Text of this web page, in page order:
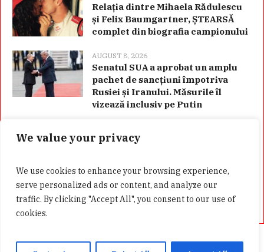
We value your privacy
We use cookies to enhance your browsing experience,
serve personalized ads or content, and analyze our
traffic. By clicking "Accept All", you consent to our use of
cookies.
Relația dintre Mihaela Rădulescu
și Felix Baumgartner, ȘTEARSĂ
complet din biografia campionului
AUGUST 8, 2026
Senatul SUA a aprobat un amplu
pachet de sancțiuni împotriva
Rusiei și Iranului. Măsurile îl
vizează inclusiv pe Putin
Categorii
Acasă Confidentialitate GDPR